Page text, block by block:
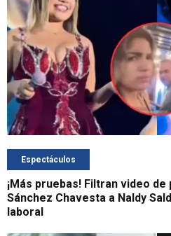
Espectáculos
¡Más pruebas! Filtran video
Sánchez Chavesta a Naldy
laboral